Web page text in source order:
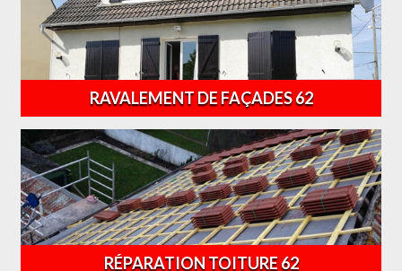
RAVALEMENT DE FAÇADES 62
RÉPARATION TOITURE 62